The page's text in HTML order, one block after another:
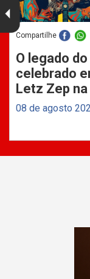
Compartilhe
O legado
celebrado
Letz Zep na
08 de agosto